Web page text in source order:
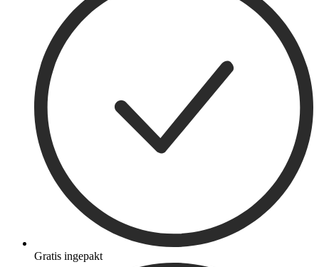
Gratis ingepakt